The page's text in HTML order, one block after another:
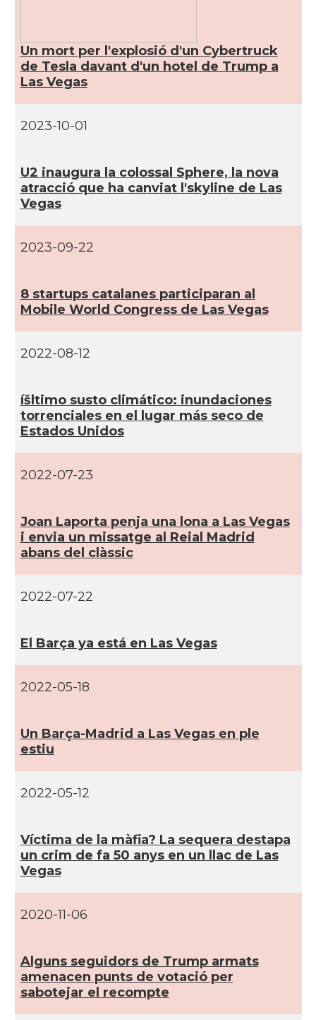
CAMON Catalans a INDIANA
CAMON
CAMON
CAMON
CAMON
Catalans a Los Angeles
CAMON Catalans a MINNESOTA
CAMON Catalans a NEBRASKA
CAMON Catalans a New Orleans
CAMON CATALANS A NEW YORK
CAMON
CAMON
CAMON
CAMON Catalans a PROVIDENCE
CAMON
CAMON
Catalans a San Antonio - Texas
CAMON Catalans a San Diego
Un mort per l'explosió d'un Cybertruck
de Tesla davant d'un hotel de Trump a
Las Vegas
2023-10-01
U2 inaugura la colossal Sphere, la nova
atracció que ha canviat l'skyline de Las
Vegas
2023-09-22
8 startups catalanes participaran al
Mobile World Congress de Las Vegas
2022-08-12
íšltimo susto climático: inundaciones
torrenciales en el lugar más seco de
Estados Unidos
2022-07-23
Joan Laporta penja una lona a Las Vegas
i envia un missatge al Reial Madrid
abans del clàssic
2022-07-22
El Barça ya está en Las Vegas
2022-05-18
Un Barça-Madrid a Las Vegas en ple
estiu
2022-05-12
Ví­ctima de la màfia? La sequera destapa
un crim de fa 50 anys en un llac de Las
Vegas
2020-11-06
Alguns seguidors de Trump armats
amenacen punts de votació per
sabotejar el recompte